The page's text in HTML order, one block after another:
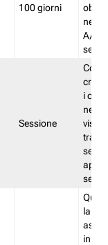
100 giorni
nel
A/B.
Sessione
i
nel
la
in